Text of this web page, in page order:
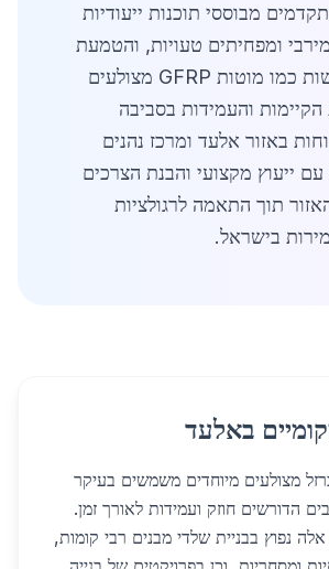
מבוססי תוכנות ייעודיות
ומפחיתים טעויות, והטמעת
טכנולוגיות חדשות כמו מוטות GFRP מצולעים
והעמידות בסביבה
באזור אלעד ומרכז נהנים
ייעוץ מקצועי והבנת הצרכים
תוך התאמה לרגולציות
בישראל.
באלעד
מצולעים מיוחדים משמשים בעיקר
הדורשים חוזק ועמידות לאורך זמן.
נפוץ בבניית שלדי מבנים רבי קומות,